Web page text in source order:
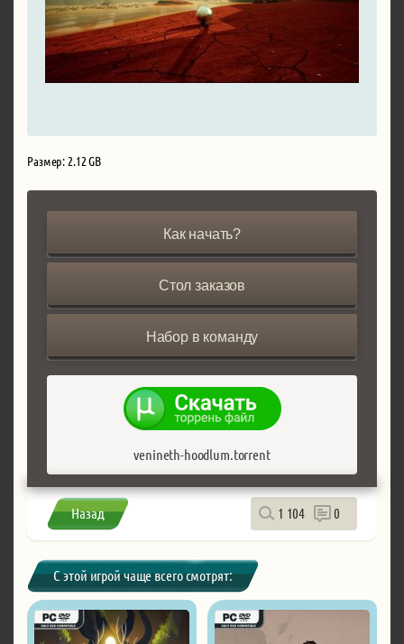
Размер: 2.12 GB
Как начать?
Стол заказов
Набор в команду
venineth-hoodlum.torrent
Назад 1 104 0
С этой игрой чаще всего смотрят: